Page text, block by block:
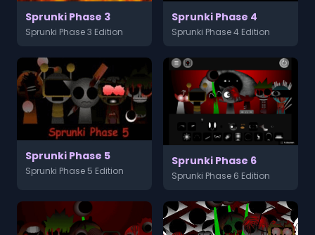
Sprunki Phase 3
Sprunki Phase 3 Edition
Sprunki Phase 4
Sprunki Phase 4 Edition
Sprunki Phase 5
Sprunki Phase 5 Edition
Sprunki Phase 6
Sprunki Phase 6 Edition